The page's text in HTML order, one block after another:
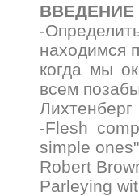
ВВЕДЕНИЕ
-
находимся
когда мы
всем
Лихтенберг
-Flesh
simple ones".
Robert
Parleying